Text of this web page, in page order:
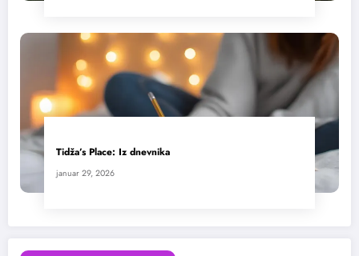
Tidža’s Place: Iz dnevnika
januar 29, 2026